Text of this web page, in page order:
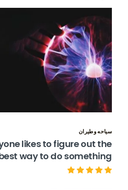
سياحه وطيران
likes to figure out the
way to do something.